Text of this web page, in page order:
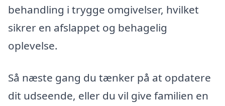
behandling i trygge omgivelser, hvilket
sikrer en afslappet og behagelig
oplevelse.
Så næste gang du tænker på at opdatere
dit udseende, eller du vil give familien en